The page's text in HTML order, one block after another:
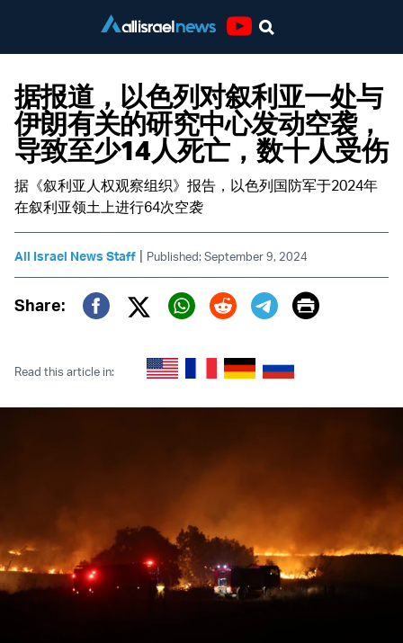
据报道，以色列对叙利亚一处与
伊朗有关的研究中心发动空袭，
导致至少14人死亡，数十人受伤
据《叙利亚人权观察组织》报告，以色列国防军于2024年
在叙利亚领土上进行64次空袭
All Israel News Staff | Published: September 9, 2024
Share:
Twitter (X)
Print
Read this article in: